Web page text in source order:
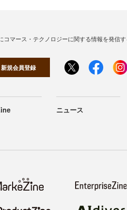
コマース・テクノロジーに関する情報を発信
新規会員登録
ニュース